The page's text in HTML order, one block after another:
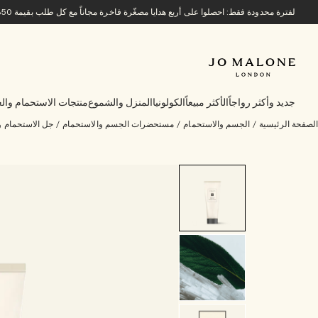
لفترة محدودة فقط: احصلوا على أربع هدايا مصغّرة فاخرة مجاناً مع كل طلب بقيمة 850 ريالاً سعودياً أو أكثر.
جديد وأكثر رواجاً الأكثر مبيعاً الكولونيا المنزل والشموعمنتجات الاستحمام
الصفحة الرئيسية / الجسم والاستحمام / مستحضرات الجسم والاستحمام / جل